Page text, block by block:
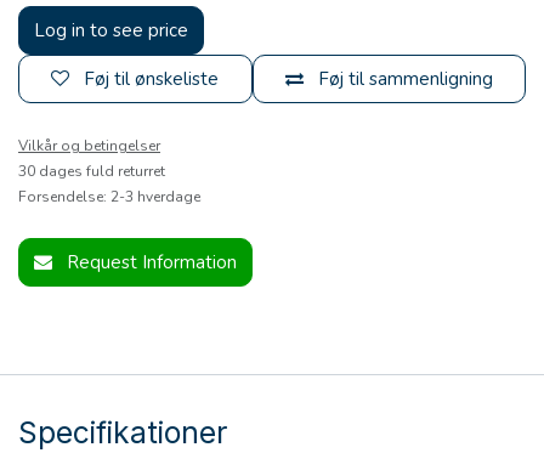
Log in to see price
Føj til sammenligning
Føj til ønskeliste
Vilkår og betingelser
30 dages fuld returret
Forsendelse: 2-3 hverdage
Request Information
Specifikationer